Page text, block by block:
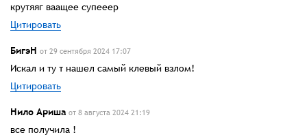
крутяяг ваащее супееер
Цитировать
БигэН от 29 сентября 2024 17:07
Искал и ту т нашел самый клевый взлом!
Цитировать
Нило Ариша от 8 августа 2024 21:19
все получила !